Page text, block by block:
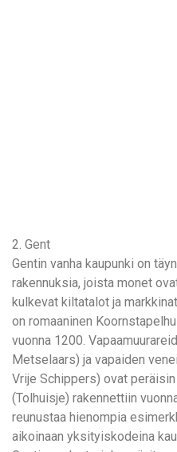
2. Gent
Gentin vanha kaupunki on
rakennuksia, joista monet
kulkevat kiltatalot ja
on romaaninen
vuonna 1200.
Metselaars) ja vapaiden
Vrije Schippers) ovat
(Tolhuisje) rakennettiin
reunustaa hienompia
aikoinaan yksityiskodeina